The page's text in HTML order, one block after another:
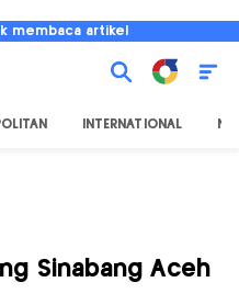
membaca artikel
INTERNATIONAL
Sinabang Aceh